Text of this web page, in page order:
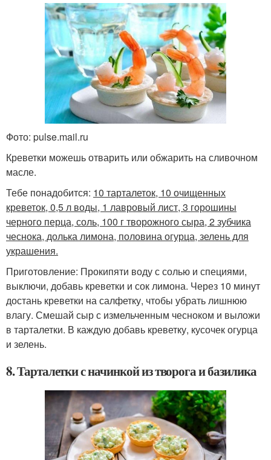
Фото: pulse.mail.ru
Креветки можешь отварить или обжарить на сливочном
масле.
Тебе понадобится: 10 тарталеток, 10 очищенных
креветок, 0,5 л воды, 1 лавровый лист, 3 горошины
черного перца, соль, 100 г творожного сыра, 2 зубчика
чеснока, долька лимона, половина огурца, зелень для
украшения.
Приготовление: Прокипяти воду с солью и специями,
выключи, добавь креветки и сок лимона. Через 10 минут
достань креветки на салфетку, чтобы убрать лишнюю
влагу. Смешай сыр с измельченным чесноком и выложи
в тарталетки. В каждую добавь креветку, кусочек огурца
и зелень.
8. Тарталетки с начинкой из творога и базилика